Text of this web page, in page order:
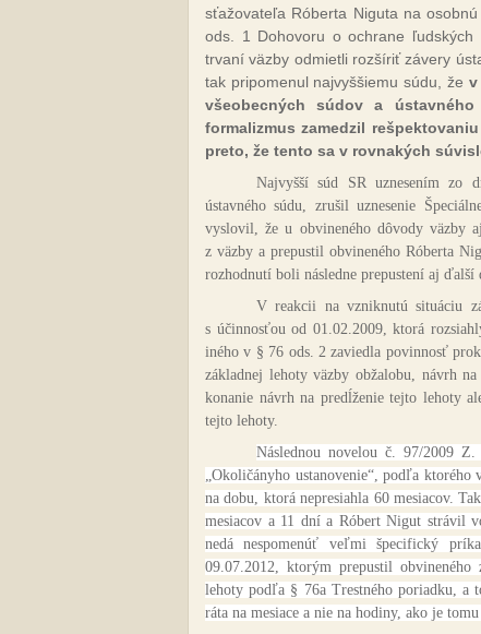
sťažovateľa Róberta Niguta na
ods. 1 Dohovoru o ochrane
trvaní väzby odmietli rozšíriť závery
tak pripomenul najvyššiemu súdu, že v
všeobecných súdov a
formalizmus zamedzil
preto, že tento sa v rovnakých
Najvyšší súd SR uznesením zo
ústavného súdu, zrušil uznesenie
vyslovil, že u obvineného dôvody väzby
z väzby a prepustil obvineného Róberta
rozhodnutí boli následne prepustení aj
V reakcii na vzniknutú situáciu
s účinnosťou od 01.02.2009, ktorá
iného v § 76 ods. 2 zaviedla povinnosť
základnej lehoty väzby obžalobu, návrh
konanie návrh na predĺženie tejto lehoty
tejto lehoty.
Následnou novelou č. 97/2009
„Okoličányho ustanovenie“, podľa ktorého
na dobu, ktorá nepresiahla 60 mesiacov.
mesiacov a 11 dní a Róbert Nigut strávil
nedá nespomenúť veľmi špecifický
09.07.2012, ktorým prepustil
lehoty podľa § 76a Trestného poriadku, a
ráta na mesiace a nie na hodiny, ako je